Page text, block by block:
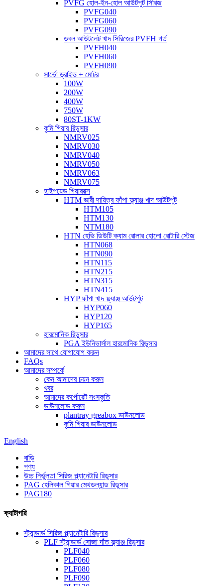
PVFG হোল-ইন-হোল আউটপুট সিরিজ
PVFG040
PVFG060
PVFG090
ডবল আউটলেট খাদ সিরিজের PVFH গর্ত
PVFH040
PVFH060
PVFH090
সার্ভো ড্রাইভ + মোটর
100W
200W
400W
750W
80ST-1KW
কৃমি গিয়ার রিডুসার
NMRV025
NMRV030
NMRV040
NMRV050
NMRV063
NMRV075
হাইপয়েড গিয়ারবক্স
HTM ভারী দায়িত্ব ফাঁপা ফ্ল্যাঞ্জ খাদ আউটপুট
HTM105
HTM130
NTM180
HTN হেভি ডিউটি ​​ক্যাম রোলার হোলো রোটারি স্টেজ
HTN068
HTN090
HTN115
HTN215
HTN315
HTN415
HYP ফাঁপা খাদ ফ্ল্যাঞ্জ আউটপুট
HYP060
HYP120
HYP165
হারমোনিক রিডুসার
PGA ইউনিভার্সাল হারমোনিক রিডুসার
আমাদের সাথে যোগাযোগ করুন
FAQs
আমাদের সম্পর্কে
কেন আমাদের চয়ন করুন
খবর
আমাদের কর্পোরেট সংস্কৃতি
ডাউনলোড করুন
plantray greabox ডাউনলোড
কৃমি গিয়ার ডাউনলোড
English
বাড়ি
পণ্য
উচ্চ নির্ভুলতা সিরিজ প্ল্যানেটারি রিডুসার
PAG হেলিকাল গিয়ার মেথডল্যান্ড রিডুসার
PAG180
ক্যাটাগরি
স্ট্যান্ডার্ড সিরিজ প্ল্যানেটারি রিডুসার
PLF স্ট্যান্ডার্ড সোজা দাঁত ফ্ল্যাঞ্জ রিডুসার
PLF040
PLF060
PLF080
PLF090